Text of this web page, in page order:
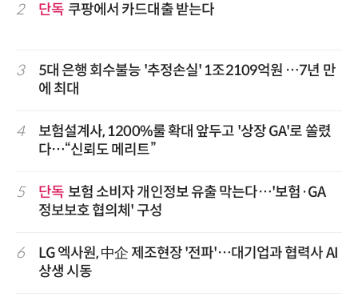
2 단독 쿠팡에서 카드대출 받는다
3
5대 은행 회수불능 '추정손실' 1조2109억원 …7년 만
에 최대
4
보험설계사, 1200%룰 확대 앞두고 '상장 GA'로 쏠렸
다…“신뢰도 메리트”
5 단독 보험 소비자 개인정보 유출 막는다…'보험·GA
정보보호 협의체' 구성
6
LG 엑사원, 中企 제조현장 '전파'…대기업과 협력사 AI
상생 시동